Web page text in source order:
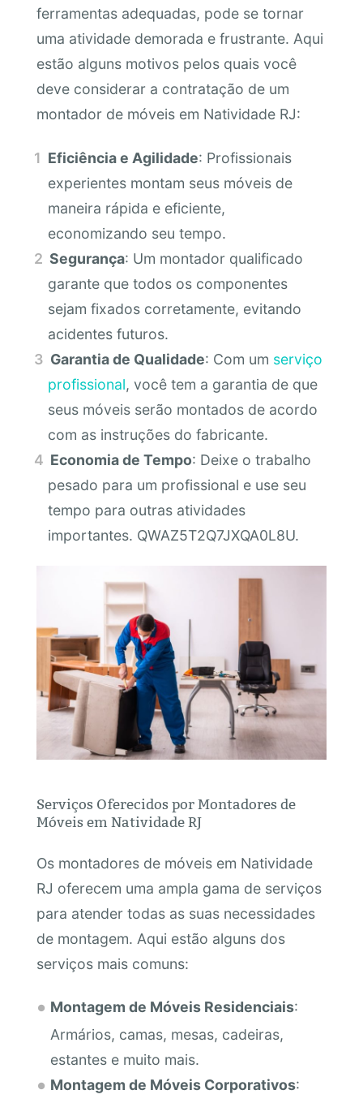
ferramentas adequadas, pode se tornar
uma atividade demorada e frustrante. Aqui
estão alguns motivos pelos quais você
deve considerar a contratação de um
montador de móveis em Natividade RJ:
Eficiência e Agilidade: Profissionais
experientes montam seus móveis de
maneira rápida e eficiente,
economizando seu tempo.
Segurança: Um montador qualificado
garante que todos os componentes
sejam fixados corretamente, evitando
acidentes futuros.
Garantia de Qualidade: Com um serviço
profissional, você tem a garantia de que
seus móveis serão montados de acordo
com as instruções do fabricante.
Economia de Tempo: Deixe o trabalho
pesado para um profissional e use seu
tempo para outras atividades
importantes. QWAZ5T2Q7JXQA0L8U.
Serviços Oferecidos por Montadores de
Móveis em Natividade RJ
Os montadores de móveis em Natividade
RJ oferecem uma ampla gama de serviços
para atender todas as suas necessidades
de montagem. Aqui estão alguns dos
serviços mais comuns:
Montagem de Móveis Residenciais:
Armários, camas, mesas, cadeiras,
estantes e muito mais.
Montagem de Móveis Corporativos: